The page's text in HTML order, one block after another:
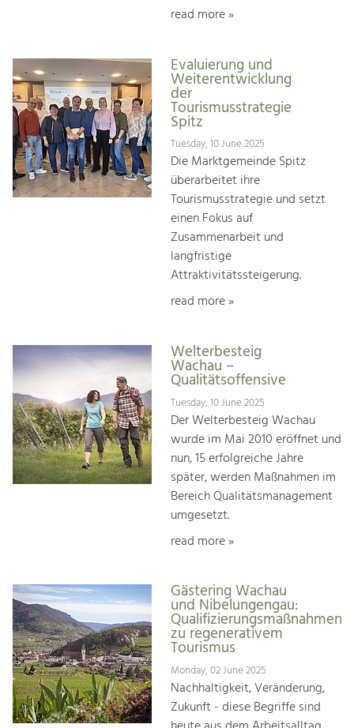
read more »
Evaluierung und
Weiterentwicklung
der
Tourismusstrategie
Spitz
Tuesday, 10 June 2025
Die Marktgemeinde Spitz
überarbeitet ihre
Tourismusstrategie und setzt
einen Fokus auf
Zusammenarbeit und
langfristige
Attraktivitätssteigerung.
read more »
Welterbesteig
Wachau –
Qualitätsoffensive
Tuesday, 10 June 2025
Der Welterbesteig Wachau
wurde im Mai 2010 eröffnet und
nun, 15 erfolgreiche Jahre
später, werden Maßnahmen im
Bereich Qualitätsmanagement
umgesetzt.
read more »
Gästering Wachau
und Nibelungengau:
Qualifizierungsmaßnahmen
zu regenerativem
Tourismus
Monday, 02 June 2025
Nachhaltigkeit, Veränderung,
Zukunft - diese Begriffe sind